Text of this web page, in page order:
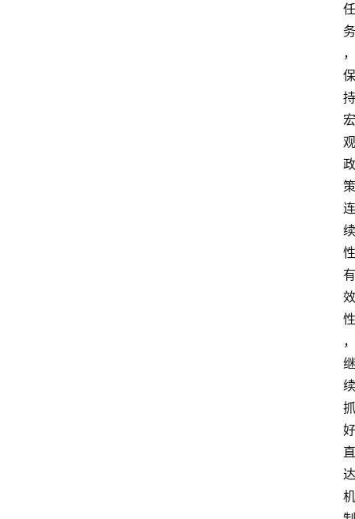
任
务
，
保
持
宏
观
政
策
连
续
性
有
效
性
，
继
续
抓
好
直
达
机